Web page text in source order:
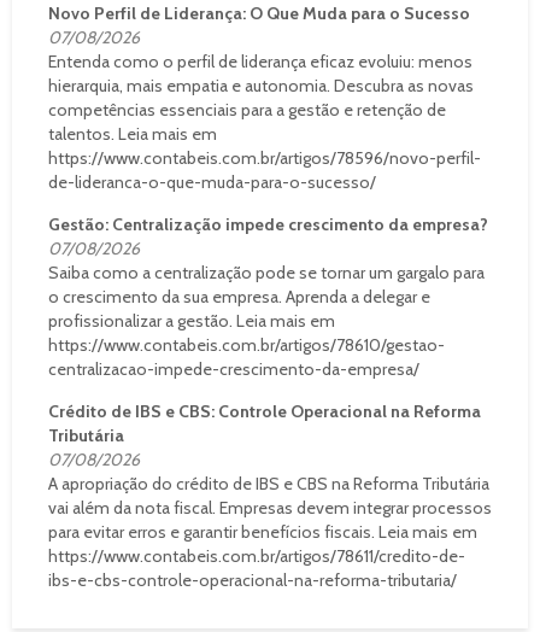
Novo Perfil de Liderança: O Que Muda para o Sucesso
07/08/2026
Entenda como o perfil de liderança eficaz evoluiu: menos
hierarquia, mais empatia e autonomia. Descubra as novas
competências essenciais para a gestão e retenção de
talentos. Leia mais em
https://www.contabeis.com.br/artigos/78596/novo-perfil-
de-lideranca-o-que-muda-para-o-sucesso/
Gestão: Centralização impede crescimento da empresa?
07/08/2026
Saiba como a centralização pode se tornar um gargalo para
o crescimento da sua empresa. Aprenda a delegar e
profissionalizar a gestão. Leia mais em
https://www.contabeis.com.br/artigos/78610/gestao-
centralizacao-impede-crescimento-da-empresa/
Crédito de IBS e CBS: Controle Operacional na Reforma
Tributária
07/08/2026
A apropriação do crédito de IBS e CBS na Reforma Tributária
vai além da nota fiscal. Empresas devem integrar processos
para evitar erros e garantir benefícios fiscais. Leia mais em
https://www.contabeis.com.br/artigos/78611/credito-de-
ibs-e-cbs-controle-operacional-na-reforma-tributaria/